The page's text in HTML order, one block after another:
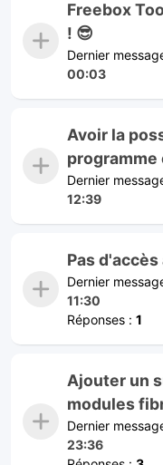
Freebox
! 😎
Dernier
00:03
Avoir la
Dernier
12:39
Pas d'accès
Dernier
11:30
Réponses : 1
Ajouter un
modules
Dernier
23:36